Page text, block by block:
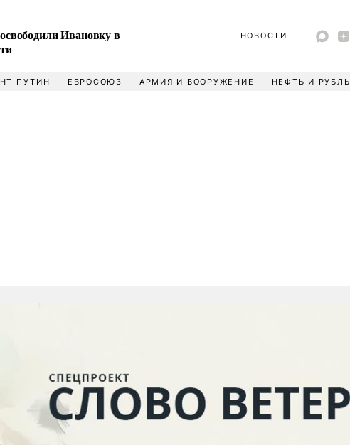
Ивановку в
НОВОСТИ
ПУТИН ЕВРОСОЮЗ АРМИЯ И ВООРУЖЕНИЕ НЕФТЬ И РУБЛЬ